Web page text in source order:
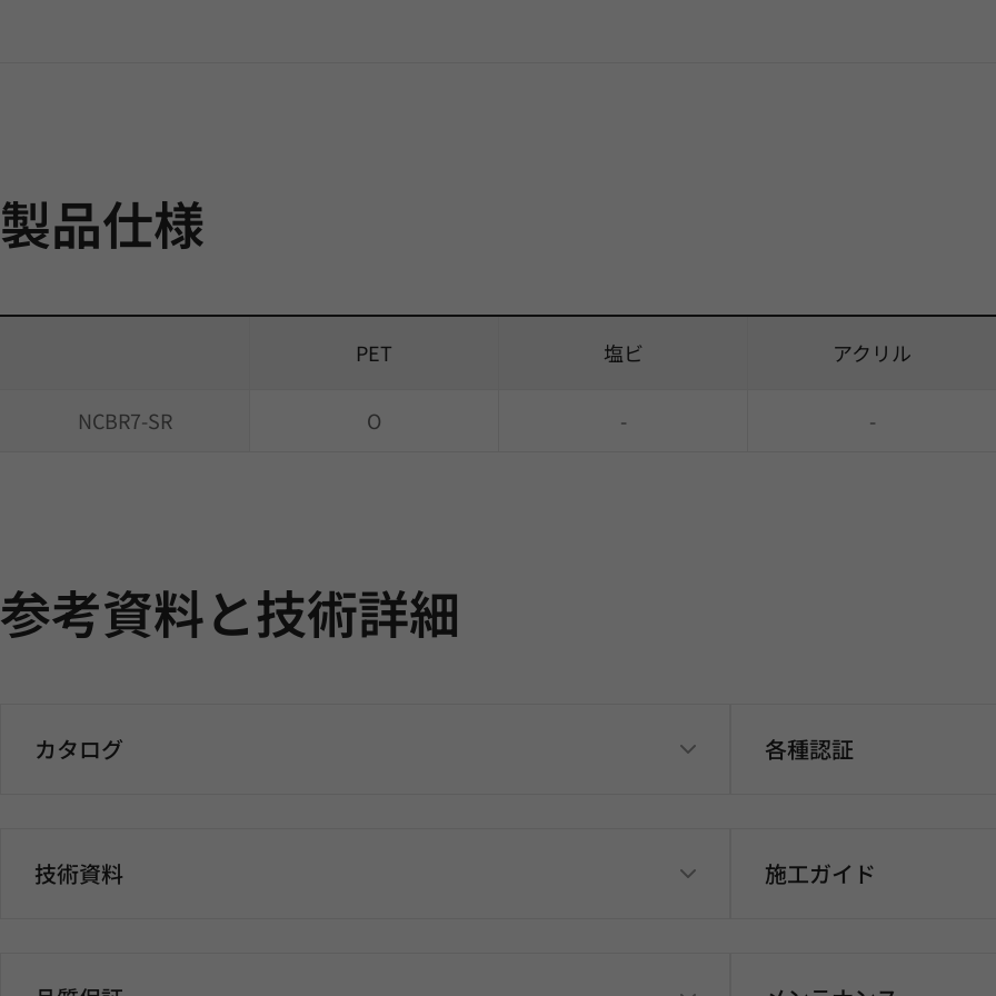
製品仕様
PET 塩ビ アクリル
NCBR7-SR O - -
参考資料と技術詳細
カタログ
技術資料
各種認証
施工ガイド